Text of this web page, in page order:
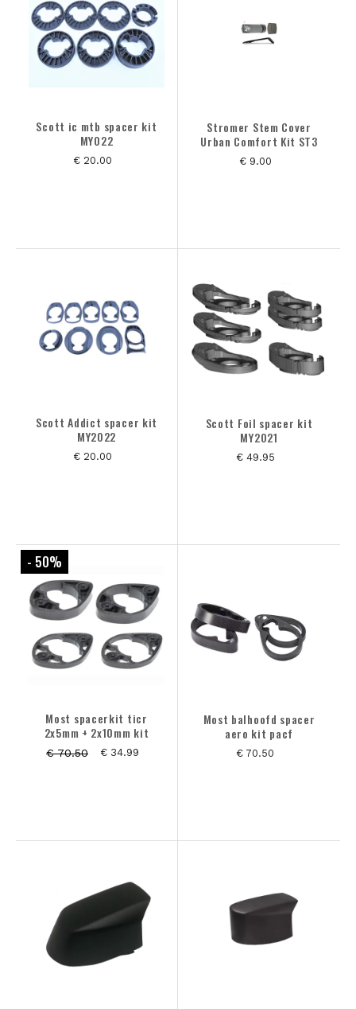
Scott ic mtb spacer kit
MY022
€ 20.00
Stromer Stem Cover
Urban Comfort Kit ST3
€ 9.00
Scott Addict spacer kit
MY2022
€ 20.00
Scott Foil spacer kit
MY2021
€ 49.95
Most spacerkit ticr
2x5mm + 2x10mm kit
€ 70.50 € 34.99
- 50%
Most balhoofd spacer
aero kit pacf
€ 70.50